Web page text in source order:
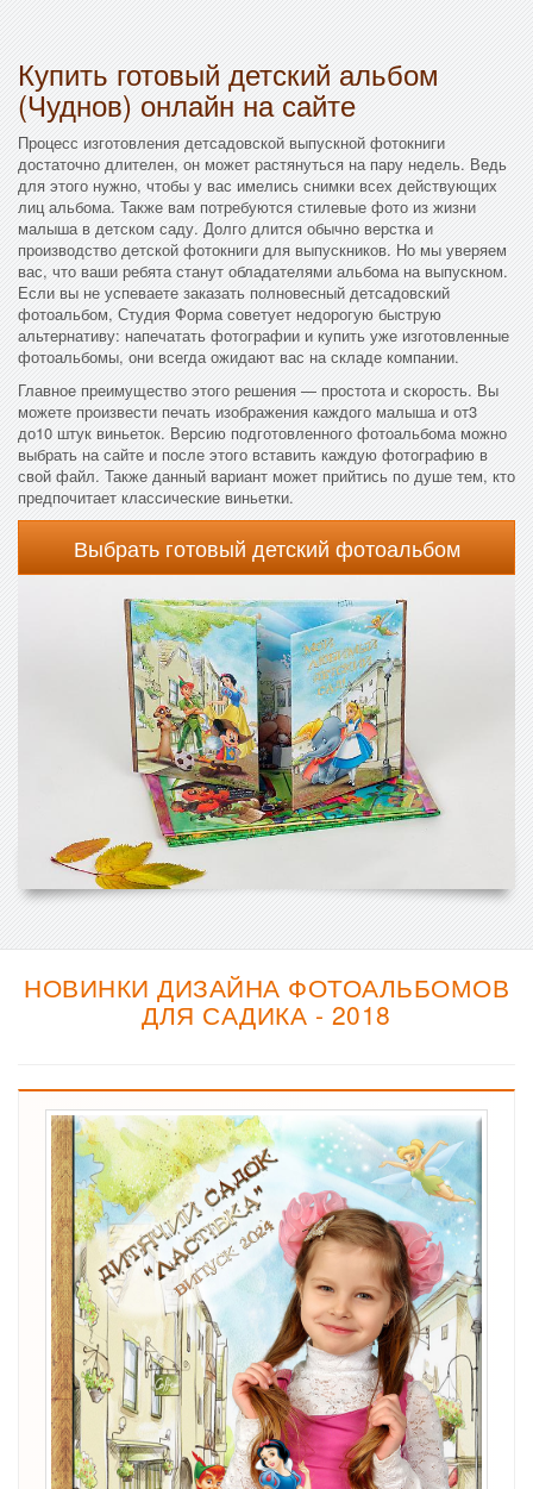
Купить готовый детский альбом
(Чуднов) онлайн на сайте
Процесс изготовления детсадовской выпускной фотокниги
достаточно длителен, он может растянуться на пару недель. Ведь
для этого нужно, чтобы у вас имелись снимки всех действующих
лиц альбома. Также вам потребуются стилевые фото из жизни
малыша в детском саду. Долго длится обычно верстка и
производство детской фотокниги для выпускников. Но мы уверяем
вас, что ваши ребята станут обладателями альбома на выпускном.
Если вы не успеваете заказать полновесный детсадовский
фотоальбом, Студия Форма советует недорогую быструю
альтернативу: напечатать фотографии и купить уже изготовленные
фотоальбомы, они всегда ожидают вас на складе компании.
Главное преимущество этого решения — простота и скорость. Вы
можете произвести печать изображения каждого малыша и от3
до10 штук виньеток. Версию подготовленного фотоальбома можно
выбрать на сайте и после этого вставить каждую фотографию в
свой файл. Также данный вариант может прийтись по душе тем, кто
предпочитает классические виньетки.
Выбрать готовый детский фотоальбом
НОВИНКИ ДИЗАЙНА ФОТОАЛЬБОМОВ
ДЛЯ САДИКА - 2018